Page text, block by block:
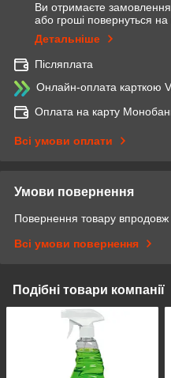
Ви отримаєте замовлення
або гроші повернуться на
Детальніше
Післяплата
Онлайн-оплата карткою
Оплата на карту
Всі умови оплати
Умови повернення
Повернення товару впродовж
Всі умови повернення
Подібні товари компанії